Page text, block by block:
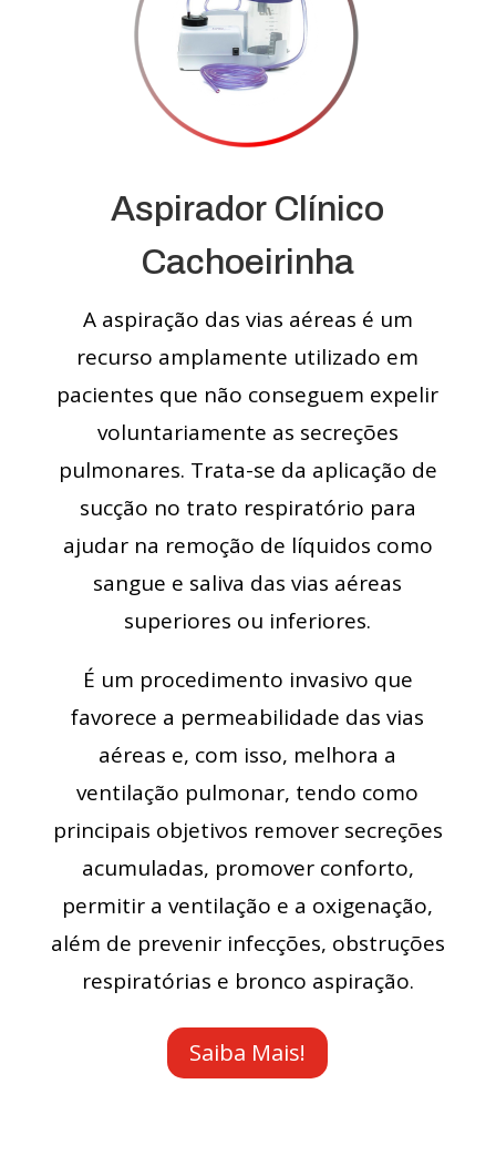
Aspirador Clínico
Cachoeirinha
A aspiração das vias aéreas é um
recurso amplamente utilizado em
pacientes que não conseguem expelir
voluntariamente as secreções
pulmonares. Trata-se da aplicação de
sucção no trato respiratório para
ajudar na remoção de líquidos como
sangue e saliva das vias aéreas
superiores ou inferiores.
É um procedimento invasivo que
favorece a permeabilidade das vias
aéreas e, com isso, melhora a
ventilação pulmonar, tendo como
principais objetivos remover secreções
acumuladas, promover conforto,
permitir a ventilação e a oxigenação,
além de prevenir infecções, obstruções
respiratórias e bronco aspiração.
Saiba Mais!